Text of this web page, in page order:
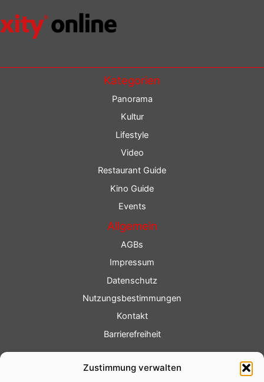
Zustimmung verwalten
Kategorien
Panorama
Kultur
Lifestyle
Video
Restaurant Guide
Kino Guide
Events
Allgemein
AGBs
Impressum
Datenschutz
Nutzungsbestimmungen
Kontakt
Barrierefreiheit
Fotoservice